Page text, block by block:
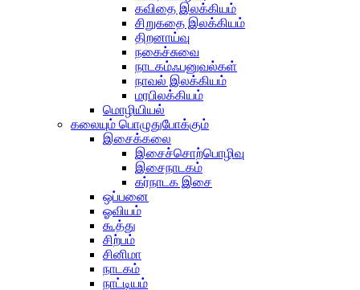
கவிதை இலக்கியம்
சிறுகதை இலக்கியம்
திறனாய்வு
நகைச்சுவை
நாடகம்ஃபனுவல்கள்
நாவல் இலக்கியம்
மரபிலக்கியம்
மொழியியல்
கலையும் பொழுதுபோக்கும்
இசைக்கலை
இசைச்சொற்பொழிவு
இசைநாடகம்
கர்நாடக இசை
ஒப்பனை
ஓவியம்
கூத்து
சிற்பம்
சினிமா
நாடகம்
நாட்டியம்